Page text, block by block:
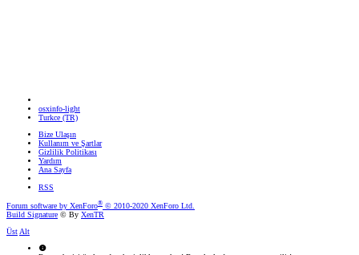
osxinfo-light
Turkce (TR)
Bize Ulaşın
Kullanım ve Şartlar
Gizlilik Politikası
Yardım
Ana Sayfa
RSS
Forum software by XenForo® © 2010-2020 XenForo Ltd.
Build Signature © By XenTR
ÜstAlt